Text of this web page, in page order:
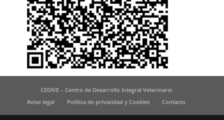
CEDIVE – Centro de Desarrollo Integral Veterinario
Aviso legal
Política de privacidad y Cookies Contacto